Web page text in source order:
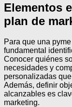
Elementos
plan de
Para que una
fundamental
Conocer quiénes
necesidades y
personalizadas
Además, definir
alcanzables es
marketing.